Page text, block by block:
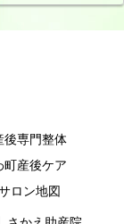
後専門整体
町産後ケア
ロン地図